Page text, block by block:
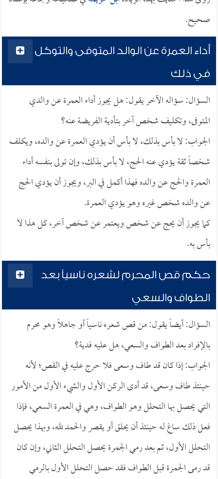
صحيح.
أداء العمرة عن الوالد المتوفى والتوكل
في ذلك
السؤال: سؤاله الآخر يقول: هل يجوز أداء العمرة عن والدي
المتوفى، وتكليف شخص آخر بتأدية الفريضة عنه؟
الجواب: لا بأس بذلك، لا بأس أن يؤدي العمرة عن والده، ويكلف
شخصاً ثقة يؤدي عنه الحج، لا بأس بذلك، وإن تولى بنفسه أداء
العمرة والحج عن والده فهذا أكمل في البر، ويجوز أن يؤدي الحج
عن والده شخص غيره وهو يؤدي العمرة.
كما يجوز أن يحج عن شخص ويعتمر عن شخص آخر، كل هذا لا
بأس به.
حكم قص المحرم لشعره ناسياً بعد
الطواف والسعي
السؤال: أيضاً يقول: من قص شعره ناسياً أو جاهلاً وهو محرم
بالإفراد بعد الطواف والسعي، هل عليه فدية؟
الجواب: إذا كان قد طاف وسعى فلا حرج عليه في القص؛ لأنه
حينئذ طاف وسعى، قد أدى الركن الأول والشيء الأول من الأمور
التي يحصل بها التحلل وهو الطواف، وهي في العمرة السعي، فإذا
فعل ذلك ساغ له حينئذ أن يحلق أو يقصر والحمد لله، وبهذا يحصل
التحلل الأول، ثم بعد رمي الجمرة يحصل التحلل الثاني، وإن كان
قد رمى الجمرة قبل الطواف فقد حصل التحلل الأول بالرمي